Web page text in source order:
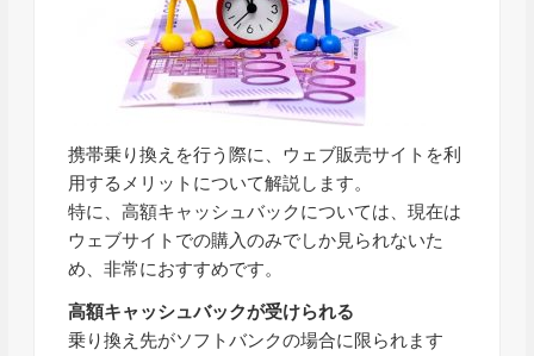
携帯乗り換えを行う際に、ウェブ販売サイトを利
用するメリットについて解説します。
特に、高額キャッシュバックについては、現在は
ウェブサイトでの購入のみでしか見られないた
め、非常におすすめです。
高額キャッシュバックが受けられる
乗り換え先がソフトバンクの場合に限られます